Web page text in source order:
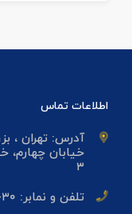
اطلاعات تماس
آدرس: تهران ،
۳
تلفن و نمابر: ۳۰-۸۸۲۴۶۹۲۹ و ۴۸-۸۸۲۴۸۵۴۷ (۰۲۱)